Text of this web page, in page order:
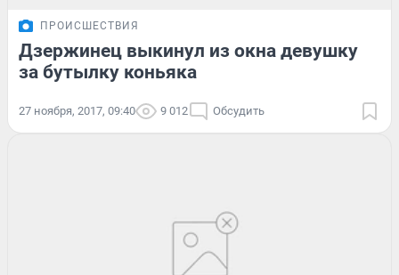
ПРОИСШЕСТВИЯ
Дзержинец выкинул из окна девушку
за бутылку коньяка
27 ноября, 2017, 09:40 9 012 Обсудить